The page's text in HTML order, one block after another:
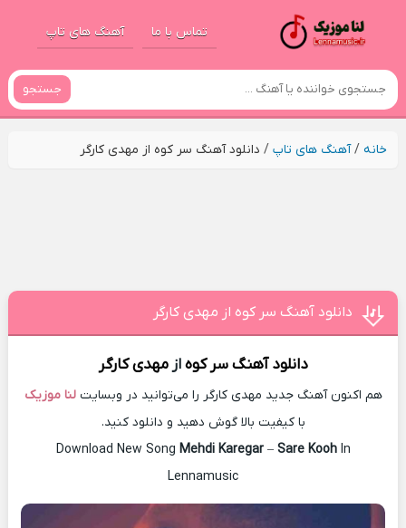
تماس با ما آهنگ های تاپ
جستجو
خانه/آهنگ های تاپ/ دانلود آهنگ سر کوه از مهدی کارگر
دانلود آهنگ سر کوه از مهدی کارگر
دانلود آهنگ سر کوهازمهدی کارگر
هم اکنون آهنگ جدید مهدی کارگر را می‌توانید در وبسایتلنا موزیک
با کیفیت بالا گوش دهید و دانلود کنید.
Download New Song Mehdi Karegar– Sare KoohIn
Lennamusic